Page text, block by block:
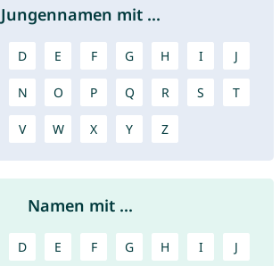
Jungennamen mit ...
D E F G H I J
N O P Q R S T
V W X Y Z
Namen mit ...
D E F G H I J